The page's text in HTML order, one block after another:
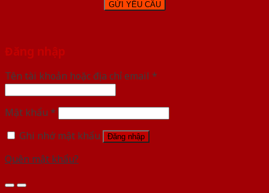
Đăng nhập
Tên tài khoản hoặc địa chỉ email *
Mật khẩu *
Ghi nhớ mật khẩu
Đăng nhập
Quên mật khẩu?